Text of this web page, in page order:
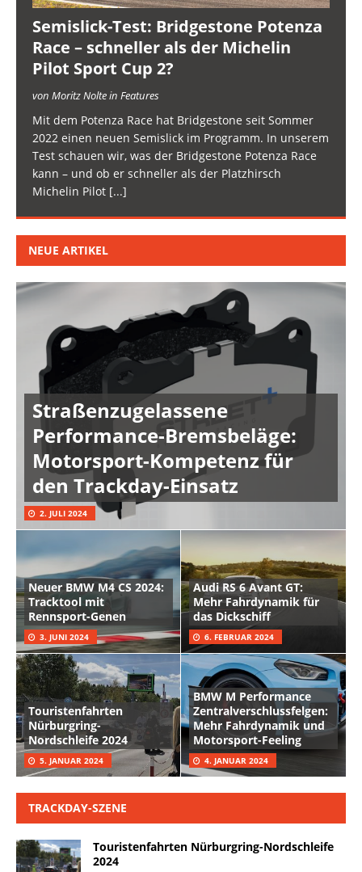
Semislick-Test: Bridgestone Potenza
Race – schneller als der Michelin
Pilot Sport Cup 2?
von Moritz Nolte in Features
Mit dem Potenza Race hat Bridgestone seit Sommer
2022 einen neuen Semislick im Programm. In unserem
Test schauen wir, was der Bridgestone Potenza Race
kann – und ob er schneller als der Platzhirsch
Michelin Pilot [...]
NEUE ARTIKEL
Straßenzugelassene
Performance-Bremsbeläge:
Motorsport-Kompetenz für
den Trackday-Einsatz
2. JULI 2024
Neuer BMW M4 CS 2024:
Tracktool mit
Rennsport-Genen
3. JUNI 2024
Audi RS 6 Avant GT:
Mehr Fahrdynamik für
das Dickschiff
6. FEBRUAR 2024
Touristenfahrten
Nürburgring-
Nordschleife 2024
5. JANUAR 2024
BMW M Performance
Zentralverschlussfelgen:
Mehr Fahrdynamik und
Motorsport-Feeling
4. JANUAR 2024
TRACKDAY-SZENE
Touristenfahrten Nürburgring-Nordschleife
2024